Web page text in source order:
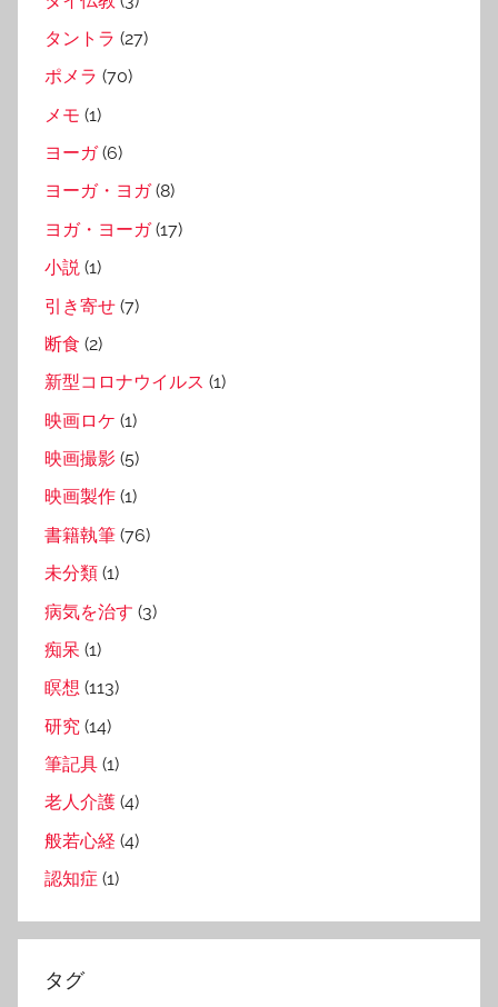
タントラ (27)
ポメラ (70)
メモ (1)
ヨーガ(6)
ヨーガ・ヨガ(8)
ヨガ・ヨーガ(17)
小説 (1)
引き寄せ (7)
断食 (2)
新型コロナウイルス (1)
映画ロケ (1)
映画撮影 (5)
映画製作 (1)
書籍執筆 (76)
未分類 (1)
病気を治す (3)
痴呆 (1)
瞑想 (113)
研究 (14)
筆記具 (1)
老人介護 (4)
般若心経 (4)
認知症 (1)
タグ